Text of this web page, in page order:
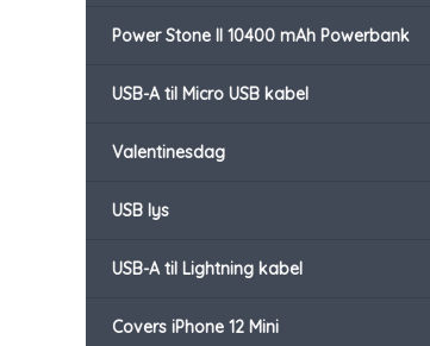
Power Stone II 10400 mAh Powerbank
USB-A til Micro USB kabel
Valentinesdag
USB lys
USB-A til Lightning kabel
Covers iPhone 12 Mini